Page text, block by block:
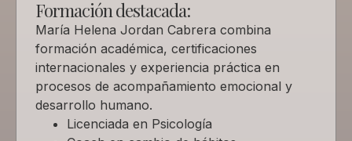
Formación destacada:
María Helena Jordan Cabrera combina
formación académica, certificaciones
internacionales y experiencia práctica en
procesos de acompañamiento emocional y
desarrollo humano.
Licenciada en Psicología